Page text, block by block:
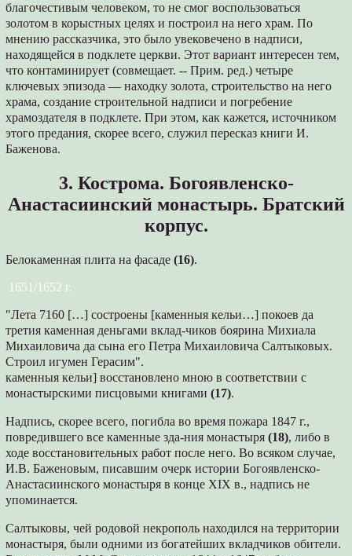
благочестивым человеком, то не смог воспользоваться
золотом в корыстных целях и построил на него храм. По
мнению рассказчика, это было увековечено в надписи,
находящейся в подклете церкви. Этот вариант интересен тем,
что контаминирует (совмещает. -- Прим. ред.) четыре
ключевых эпизода — находку золота, строительство на него
храма, создание строительной надписи и погребение
храмоздателя в подклете. При этом, как кажется, источником
этого предания, скорее всего, служил пересказ книги И.
Баженова.
3. Кострома. Богоявленско-
Анастасиинский монастырь. Братский
корпус.
Белокаменная плита на фасаде(16).
1651/1652 г.
"Лета 7160 […] состроены [каменныя кельи…] покоев да
третия каменная деньгами вклад-чиков боярина Михиала
Михаиловича да сына его Петра Михаиловича Салтыковых.
Строил игумен Герасим".
каменныя кельи] восстановлено мною в соответствии с
монастырскими писцовыми книгами(17).
Надпись, скорее всего, погибла во время пожара 1847 г.,
повредившего все каменные зда-ния монастыря(18), либо в
ходе восстановительных работ после него. Во всяком случае,
И.В. Баженовым, писавшим очерк истории Богоявленско-
Анастасиинского монастыря в конце XIX в., надпись не
упоминается.
Салтыковы, чей родовой некрополь находился на территории
монастыря, были одними из богатейших вкладчиков обители.